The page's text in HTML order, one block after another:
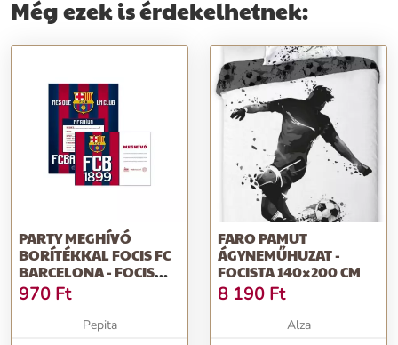
Még ezek is érdekelhetnek:
PARTY MEGHÍVÓ
BORÍTÉKKAL FOCIS FC
BARCELONA - FOCIS
ARS UNA KOLLE...
970 Ft
Pepita
FARO PAMUT
ÁGYNEMŰHUZAT -
FOCISTA 140×200 CM
8 190 Ft
Alza